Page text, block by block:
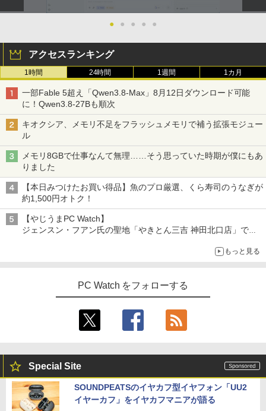
● ● ● ● ●
アクセスランキング
1時間 24時間 1週間 1カ月
一部Fable 5超え「Qwen3.8-Max」8月12日ダウンロード可能
に！Qwen3.8-27Bも順次
キオクシア、メモリ不足をフラッシュメモリで補う拡張モジュー
ル
メモリ8GBで仕事なんて無理……そう思っていた時期が僕にもあ
りました
【本日みつけたお買い得品】魚のプロ厳選、くら寿司のうなぎが
約1,500円オトク！
【やじうまPC Watch】
ジェンスン・フアン氏の聖地「やきとん三吉 神田北口店」で
～コース名を変更したのはNVIDIAに怒られたからではないもっと見る
PC Watch をフォローする
Special Site
SOUNDPEATSのイヤカフ型イヤフォン「UU2
イヤーカフ」をイヤカフマニアが語る